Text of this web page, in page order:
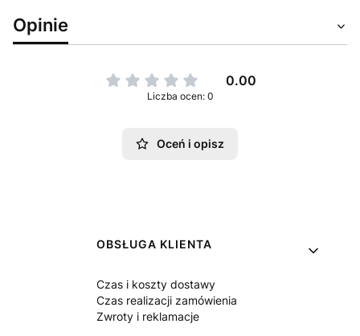
Opinie
0.00
Liczba ocen: 0
Oceń i opisz
Linki w stopce
OBSŁUGA KLIENTA
Czas i koszty dostawy
Czas realizacji zamówienia
Zwroty i reklamacje